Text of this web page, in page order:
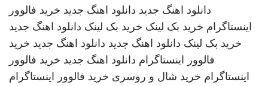
دانلود اهنگ جدید دانلود اهنگ جدید خرید فالوور
اینستاگرام خرید بک لینک خرید بک لینک دانلود اهنگ جدید
خرید بک لینک دانلود اهنگ جدید دانلود اهنگ جدید خرید
فالوور اینستاگرام دانلود اهنگ جدید خرید فالوور
اینستاگرام خرید شال و روسری خرید فالوور اینستاگرام